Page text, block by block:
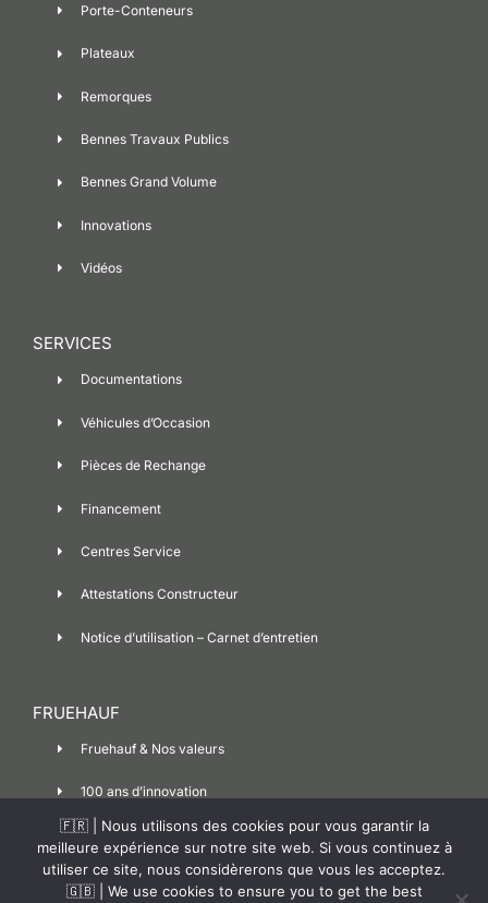
Porte-Conteneurs
Plateaux
Remorques
Bennes Travaux Publics
Bennes Grand Volume
Innovations
Vidéos
SERVICES
Documentations
Véhicules d’Occasion
Pièces de Rechange
Financement
Centres Service
Attestations Constructeur
Notice d’utilisation – Carnet d’entretien
FRUEHAUF
Fruehauf & Nos valeurs
100 ans d’innovation
Contact
Covid-19
🇫🇷 | Nous utilisons des cookies pour vous garantir la
meilleure expérience sur notre site web. Si vous continuez à
utiliser ce site, nous considèrerons que vous les acceptez.
🇬🇧 | We use cookies to ensure you to get the best